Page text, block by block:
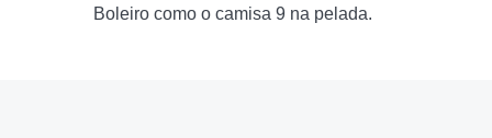
Boleiro como o camisa 9 na pelada.